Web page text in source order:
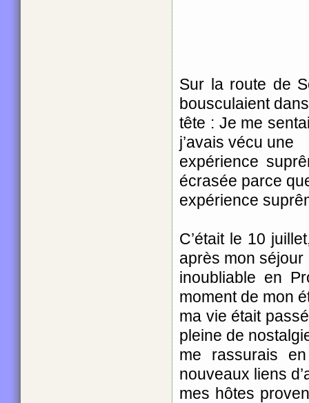
Sur la route de
bousculaient
tête : Je me
j’avais vécu une
expérience
écrasée parce
expérience
C’était le 10
après mon séjour
inoubliable en
moment de mon
ma vie était
pleine de
me rassurais
nouveaux liens
mes hôtes